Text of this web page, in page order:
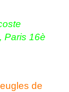
, Paris 16è
de